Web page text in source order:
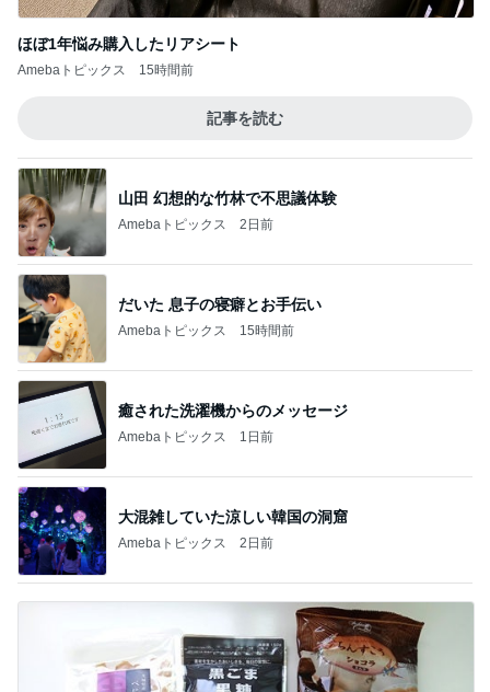
ほぼ1年悩み購入したリアシート
Amebaトピックス 15時間前
記事を読む
山田 幻想的な竹林で不思議体験
Amebaトピックス 2日前
だいた 息子の寝癖とお手伝い
Amebaトピックス 15時間前
癒された洗濯機からのメッセージ
Amebaトピックス 1日前
大混雑していた涼しい韓国の洞窟
Amebaトピックス 2日前